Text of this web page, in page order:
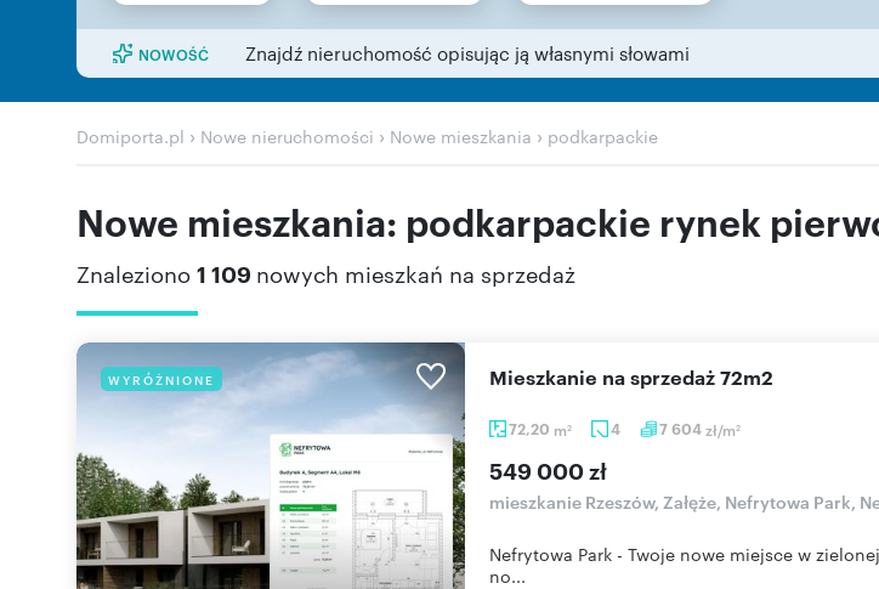
NOWOŚĆ Znajdź nieruchomość opisując ją własnymi słowami
Domiporta.pl › Nowe nieruchomości › Nowe mieszkania › podkarpackie
Nowe mieszkania: podkarpackie rynek
Znaleziono 1 109 nowych mieszkań na sprzedaż
WYRÓŻNIONE
72,20 m2 4 7 604zł/m2
mieszkanie na sprzedaż 72m2
549 000 zł
mieszkanie Rzeszów, Załęże, Nefrytowa Park,
Nefrytowa Park - Twoje nowe miejsce w
no...